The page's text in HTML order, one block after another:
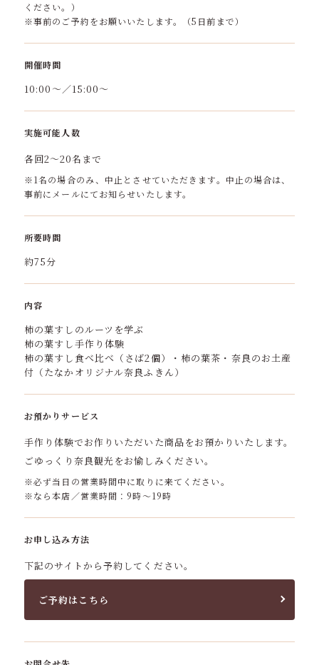
ください。）
※事前のご予約をお願いいたします。（5日前まで）
開催時間
10:00～／15:00～
実施可能人数
各回2～20名まで
※1名の場合のみ、中止とさせていただきます。中止の場合は、
事前にメールにてお知らせいたします。
所要時間
約75分
内容
柿の葉すしのルーツを学ぶ
柿の葉すし手作り体験
柿の葉すし食べ比べ（さば2個）・柿の葉茶・奈良のお土産
付（たなかオリジナル奈良ふきん）
お預かりサービス
手作り体験でお作りいただいた商品をお預かりいたします。
ごゆっくり奈良観光をお愉しみください。
※必ず当日の営業時間中に取りに来てください。
※なら本店／営業時間：9時～19時
お申し込み方法
下記のサイトから予約してください。
ご予約はこちら